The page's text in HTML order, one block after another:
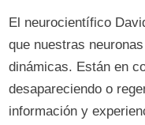
El neurocientífico
que nuestras
dinámicas. Están en
desapareciendo o
información y